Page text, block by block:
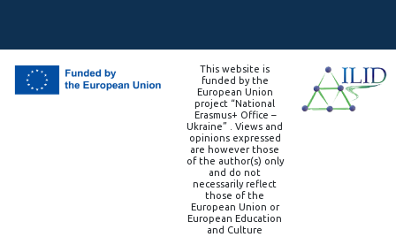
This website is
funded by the
European Union
project “National
Erasmus+ Office –
Ukraine” . Views and
opinions expressed
are however those
of the author(s) only
and do not
necessarily reflect
those of the
European Union or
European Education
and Culture